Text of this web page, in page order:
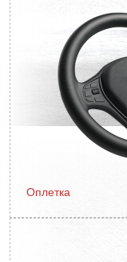
Оплетка